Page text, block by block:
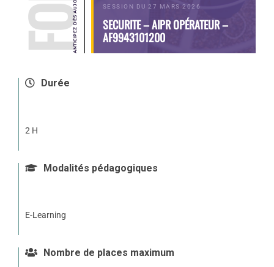
SESSION DU 27 MARS 2026
SECURITE – AIPR OPÉRATEUR –
AF9943101200
Durée
2 H
Modalités pédagogiques
E-Learning
Nombre de places maximum